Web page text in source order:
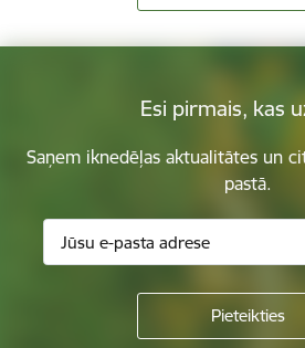
Esi pirmais, kas
Saņem iknedēļas aktualitātes un
pastā.